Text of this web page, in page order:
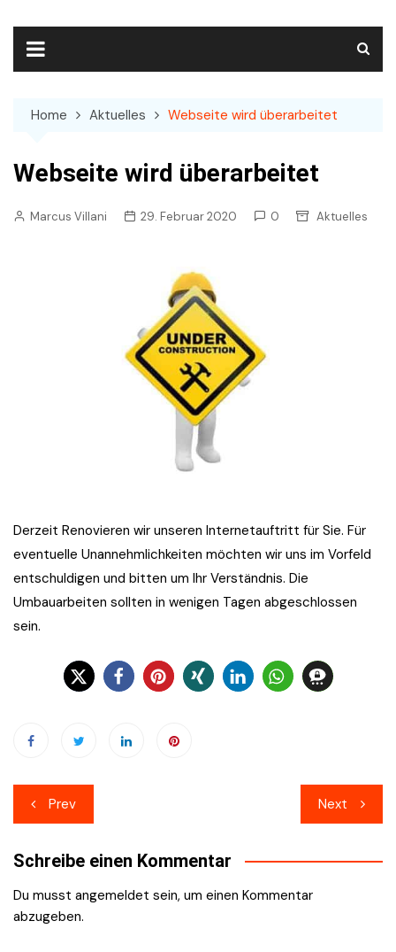
content
Home Aktuelles Webseite wird überarbeitet
Webseite wird überarbeitet
Marcus Villani 29. Februar 2020 0 Aktuelles
Derzeit Renovieren wir unseren Internetauftritt für Sie. Für
eventuelle Unannehmlichkeiten möchten wir uns im Vorfeld
entschuldigen und bitten um Ihr Verständnis. Die
Umbauarbeiten sollten in wenigen Tagen abgeschlossen
sein.
Beitragsnavigation
Prev Next
Schreibe einen Kommentar
Du musst angemeldet sein, um einen Kommentar
abzugeben.